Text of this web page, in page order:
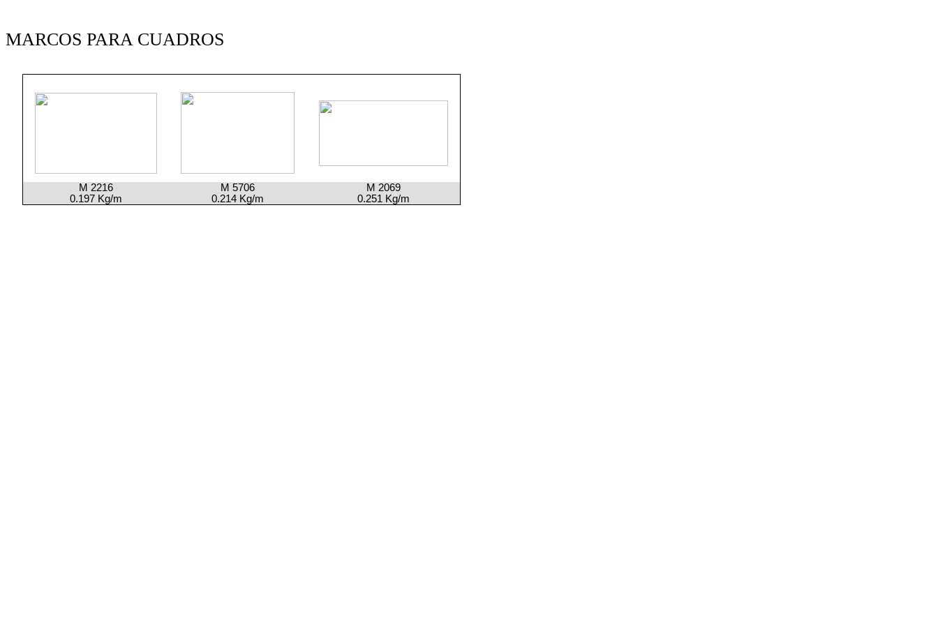
MARCOS PARA CUADROS
M 2216 M 5706
M 2069
0.197 Kg/m
0.214 Kg/m 0.251 Kg/m